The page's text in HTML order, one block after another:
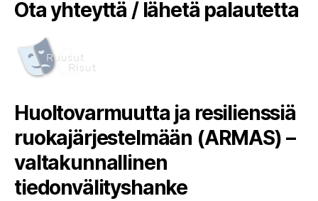
Ota yhteyttä / lähetä palautetta
Huoltovarmuutta ja resilienssiä
ruokajärjestelmään (ARMAS) –
valtakunnallinen
tiedonvälityshanke